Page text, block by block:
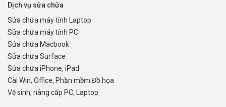
Dịch vụ sửa chữa
Sửa chữa máy tính Laptop
Sửa chữa máy tính PC
Sửa chữa Macbook
Sửa chữa Surface
Sửa chữa iPhone, iPad
Cài Win, Office, Phần mềm Đồ họa
Vệ sinh, nâng cấp PC, Laptop